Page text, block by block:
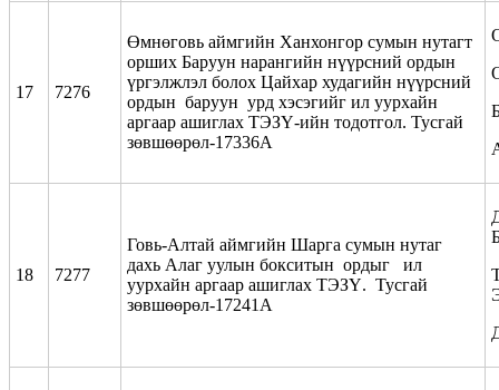
17 7276
Өмнөговь аймгийн Ханхонгор сумын нутагт
орших Баруун нарангийн нүүрсний ордын
үргэлжлэл болох Цайхар худагийн нүүрсний
ордын баруун урд хэсэгийг ил уурхайн
аргаар ашиглах ТЭЗҮ-ийн тодотгол. Тусгай
зөвшөөрөл-17336А
18 7277
Говь-Алтай аймгийн Шарга сумын нутаг
дахь Алаг уулын бокситын ордыг ил
уурхайн аргаар ашиглах ТЭЗҮ. Тусгай
зөвшөөрөл-17241А